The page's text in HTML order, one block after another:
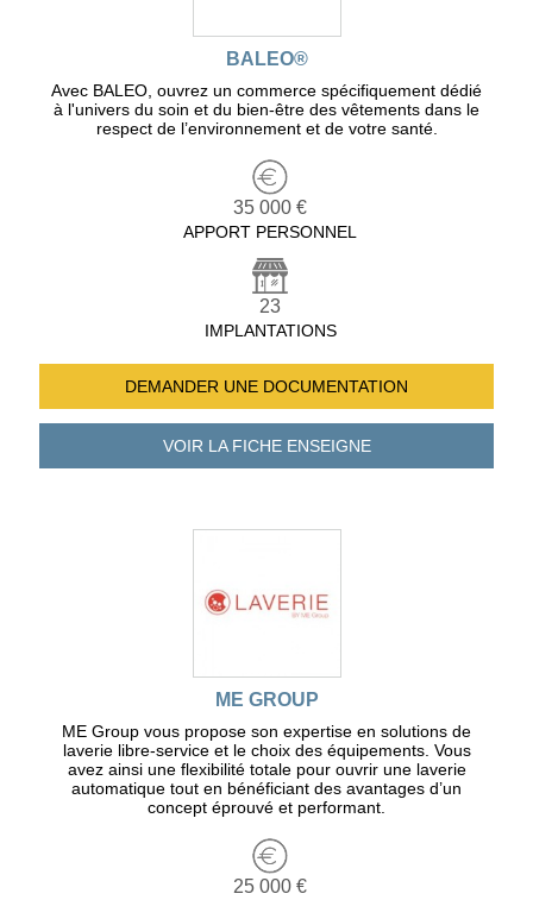
BALEO®
Avec BALEO, ouvrez un commerce spécifiquement dédié
à l'univers du soin et du bien-être des vêtements dans le
respect de l’environnement et de votre santé.
35 000 €
APPORT PERSONNEL
23
IMPLANTATIONS
DEMANDER UNE DOCUMENTATION
VOIR LA FICHEENSEIGNE
ME GROUP
ME Group vous propose son expertise en solutions de
laverie libre-service et le choix des équipements. Vous
avez ainsi une flexibilité totale pour ouvrir une laverie
automatique tout en bénéficiant des avantages d’un
concept éprouvé et performant.
25 000 €